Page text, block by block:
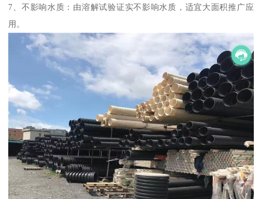
7、不影响水质：由溶解试验证实不影响水质，适宜大面积推广应
用。